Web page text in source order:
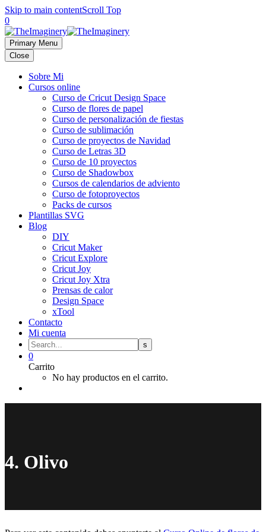
Skip to main contentScroll Top
0
Primary Menu
Close
Sobre Mi
Cursos online
Curso de Cricut Design Space
Curso de flores de papel
Curso de personalización de fiestas
Curso de sublimación
Curso de proyectos de Navidad
Curso de Letras 3D
Curso de 10 proyectos
Curso de Shadowbox
Cursos de calendarios de adviento
Curso de fotoproyectos
Packs de cursos
Plantillas SVG
Blog
DIY
Cricut Maker
Cricut Explore
Cricut Joy
Cricut Joy Xtra
Prensas de calor
Design Space
xTool
Contacto
Mi cuenta
0
Carrito
No hay productos en el carrito.
4. Olivo